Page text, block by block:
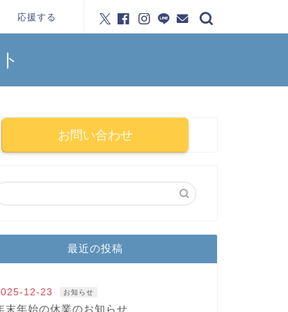
応援する
お問い合わせ
最近の投稿
12-23 お知らせ
末年始の休業のお知らせ